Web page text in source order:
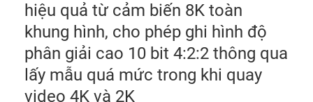
hiệu quả từ cảm biến 8K toàn
khung hình, cho phép ghi hình độ
phân giải cao 10 bit 4:2:2 thông qua
lấy mẫu quá mức trong khi quay
video 4K và 2K